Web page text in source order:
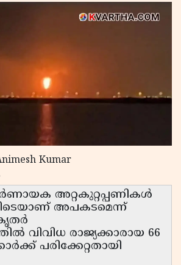
Kumar
അറ്റകുറ്റപ്പണികൾ
അപകടമെന്ന്
വിവിധ രാജ്യക്കാരായ 66
പരിക്കേറ്റതായി